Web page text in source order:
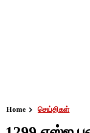
Home செய்திகள்